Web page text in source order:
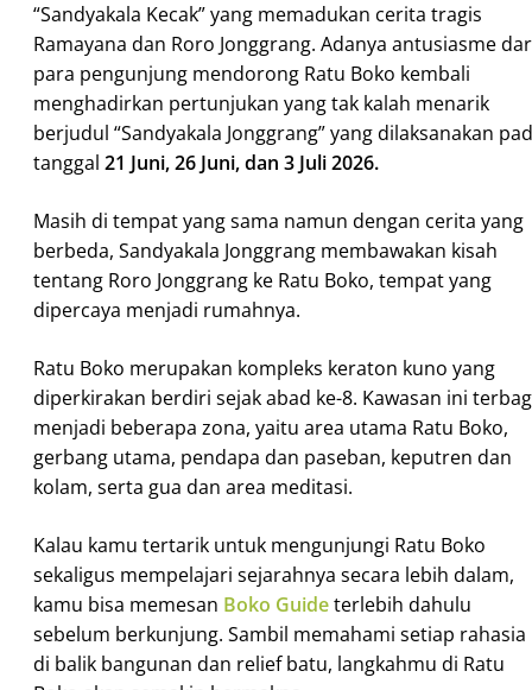
“Sandyakala Kecak” yang memadukan cerita tragis
Ramayana dan Roro Jonggrang. Adanya antusiasme
para pengunjung mendorong Ratu Boko kembali
menghadirkan pertunjukan yang tak kalah menarik
berjudul “Sandyakala Jonggrang” yang dilaksanakan
tanggal 21 Juni, 26 Juni, dan 3 Juli 2026.
Masih di tempat yang sama namun dengan cerita yang
berbeda, Sandyakala Jonggrang membawakan kisah
tentang Roro Jonggrang ke Ratu Boko, tempat yang
dipercaya menjadi rumahnya.
Ratu Boko merupakan kompleks keraton kuno yang
diperkirakan berdiri sejak abad ke-8. Kawasan ini
menjadi beberapa zona, yaitu area utama Ratu Boko,
gerbang utama, pendapa dan paseban, keputren dan
kolam, serta gua dan area meditasi.
Kalau kamu tertarik untuk mengunjungi Ratu Boko
sekaligus mempelajari sejarahnya secara lebih dalam,
kamu bisa memesan Boko Guideterlebih dahulu
sebelum berkunjung. Sambil memahami setiap rahasia
di balik bangunan dan relief batu, langkahmu di Ratu